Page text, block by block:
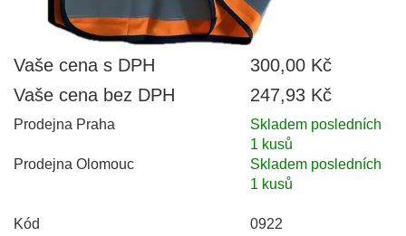
Vaše cena s DPH
300,00 Kč
Vaše cena bez DPH
247,93 Kč
Prodejna Praha
Skladem posledních
1 kusů
Prodejna Olomouc
Skladem posledních
1 kusů
Kód 0922